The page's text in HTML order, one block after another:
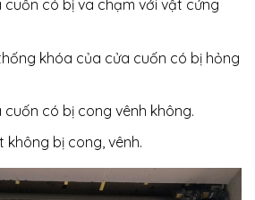
cuốn có bị va chạm với vật cứng
khóa của cửa cuốn có bị hỏng
cuốn có bị cong vênh không.
bị cong, vênh.